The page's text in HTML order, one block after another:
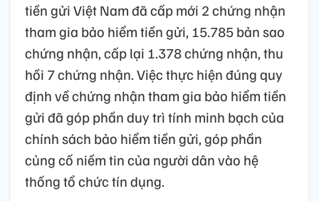
tiền gửi Việt Nam đã cấp mới 2 chứng nhận
tham gia bảo hiểm tiền gửi, 15.785 bản sao
chứng nhận, cấp lại 1.378 chứng nhận, thu
hồi 7 chứng nhận. Việc thực hiện đúng quy
định về chứng nhận tham gia bảo hiểm tiền
gửi đã góp phần duy trì tính minh bạch của
chính sách bảo hiểm tiền gửi, góp phần
củng cố niềm tin của người dân vào hệ
thống tổ chức tín dụng.